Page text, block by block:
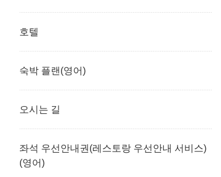
호텔
숙박 플랜(영어)
오시는 길
좌석 우선안내권(레스토랑 우선안내 서비스)
(영어)